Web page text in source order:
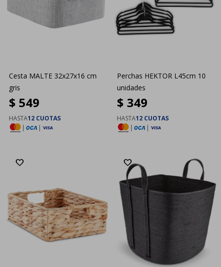
Cesta MALTE 32x27x16 cm
gris
$ 549
HASTA12 CUOTAS
|
|
Perchas HEKTOR L45cm 10
unidades
$ 349
HASTA12 CUOTAS
|
|